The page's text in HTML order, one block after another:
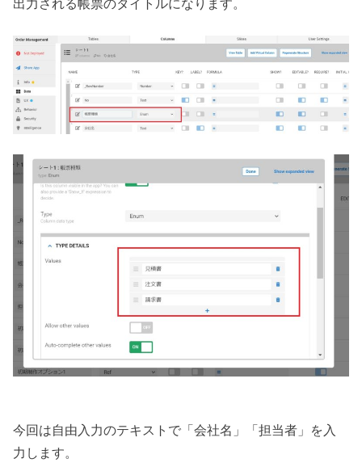
出力される帳票のタイトルになります。
今回は自由入力のテキストで「会社名」「担当者」を入
力します。